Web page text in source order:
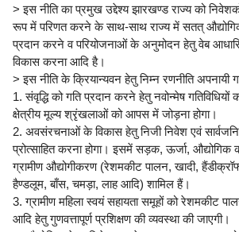
> इस नीति का प्रमुख उद्देश्य झारखण्ड राज्य को
रूप में परिणत करने के साथ-साथ राज्य में सतत् औद्योगिक
प्रदान करने व परियोजनाओं के अनुमोदन हेतु वेब आधारित
विकास करना आदि है।
> इस नीति के क्रियान्यवन हेतु निम्न रणनीति अपनायी
1. संवृद्धि को गति प्रदान करने हेतु नवोन्मेष गतिविधियों
क्षेत्रीय मूल्य श्रृंखलाओं को आपस में जोड़ना होगा।
2. अवसंरचनाओं के विकास हेतु निजी निवेश एवं
प्रोत्साहित करना होगा। इसमें सड़क, ऊर्जा, औद्योगिक
ग्रामीण औद्योगीकरण (रेशमकीट पालन, खादी,
हैण्डलूम, बाँस, चमड़ा, लाह आदि) शामिल हैं।
3. ग्रामीण महिला स्वयं सहायता समूहों को रेशमकीट
आदि हेतु गुणवत्तापूर्ण प्रशिक्षण की व्यवस्था की जाएगी।